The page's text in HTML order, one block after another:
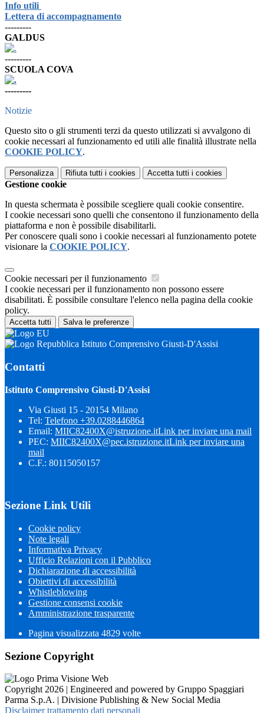
Info utili
Lettera di accompagnamento
---------
GALDUS
---------
SCUOLA COVA
---------
Notizie
Questo sito o gli strumenti terzi da questo utilizzati si avvalgono di
cookie necessari al funzionamento ed utili alle finalità illustrate nella
COOKIE POLICY.
Personalizza Rifiuta tutti i cookies Accetta tutti i cookies
Gestione cookie
In questa schermata è possibile scegliere quali cookie consentire.
I cookie necessari sono quelli che consentono il funzionamento della
piattaforma e non è possibile disabilitarli.
Per conoscere quali sono i cookie necessari al funzionamento potete
visionare la COOKIE POLICY.
Cookie necessari per il funzionamento
I cookie necessari per il funzionamento non possono essere
disabilitati. È possibile consultare l'elenco nella pagina della cookie
policy.
Accetta tutti Salva le preferenze
Istituto Comprensivo Giusti-D'Assisi
Contatti
Istituto Comprensivo Giusti-D'Assisi
Via Giusti 15 - 20154 Milano
Tel: Telefono +39.0288446864
Email: MIIC82400X@istruzione.itLink per inviare una mail
PEC: MIIC82400X@pec.istruzione.itLink per inviare una
mail
C.F.: 80115050157
Sezione Link Utili
Cookie policy
Note legali
Informativa Privacy
Ufficio Relazioni con il Pubblico
Dichiarazione di accessibilità
Obiettivi di accessibilità
Whistleblowing
Gestione consensi cookie
Amministrazione trasparente
Pagina visualizzata 4829 volte
Sezione Copyright
Copyright 2026 | Engineered and powered by Gruppo Spaggiari
Parma S.p.A. | Divisione Publishing & New Social Media
Disclaimer trattamento dati personali